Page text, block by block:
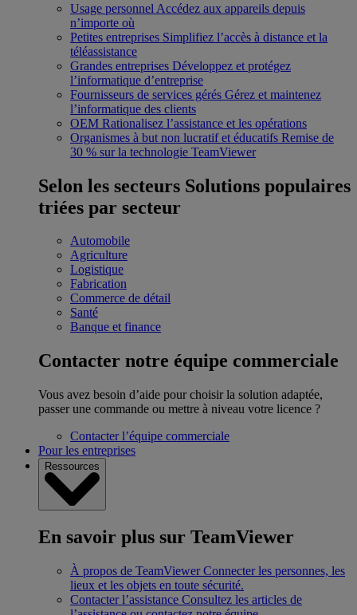
Usage personnel Accédez aux appareils depuis
n’importe où
Petites entreprises Simplifiez l’accès à distance et la
téléassistance
Grandes entreprises Développez et protégez
l’informatique d’entreprise
Fournisseurs de services gérés Gérez et maintenez
l’informatique des clients
OEM Rationalisez l’assistance et les opérations
Organismes à but non lucratif et éducatifs Remise de
30 % sur la technologie TeamViewer
Selon les secteurs Solutions populaires
triées par secteur
Automobile
Agriculture
Logistique
Fabrication
Commerce de détail
Santé
Banque et finance
Contacter notre équipe commerciale
Vous avez besoin d’aide pour choisir la solution adaptée,
passer une commande ou mettre à niveau votre licence ?
Contacter l’équipe commerciale
Pour les entreprises
Ressources
En savoir plus sur TeamViewer
À propos de TeamViewer Connecter les personnes, les
lieux et les objets en toute sécurité.
Contacter l’assistance Consultez les articles de